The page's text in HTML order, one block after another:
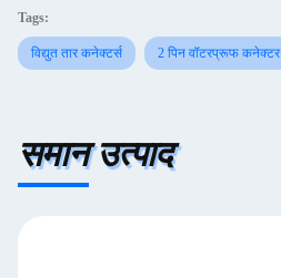
Tags:
विद्युत तार कनेक्टर्स 2 पिन वॉटरप्रूफ कनेक्टर
समान उत्पाद